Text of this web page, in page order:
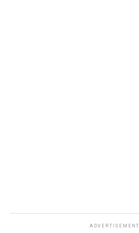
ADVERTISEMENT